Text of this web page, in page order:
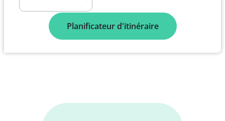
Planificateur d'itinéraire